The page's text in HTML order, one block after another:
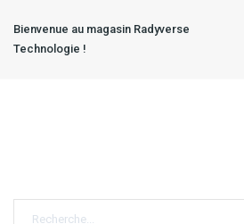
Bienvenue au magasin Radyverse
Technologie !